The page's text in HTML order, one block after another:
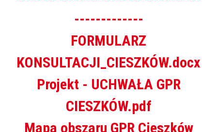
-------------
FORMULARZ
KONSULTACJI_CIESZKÓW.docx
Projekt - UCHWAŁA GPR
CIESZKÓW.pdf
Mapa obszaru GPR Cieszków